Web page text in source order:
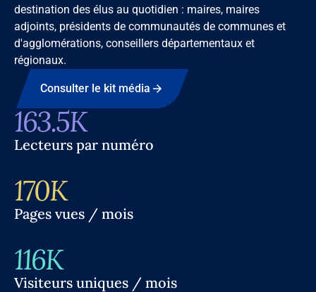
destination des élus au quotidien : maires, maires
adjoints, présidents de communautés de communes et
d'agglomérations, conseillers départementaux et
régionaux.
Consulter le kit média
163.5K
Lecteurs par numéro
170K
Pages vues / mois
116K
Visiteurs uniques / mois